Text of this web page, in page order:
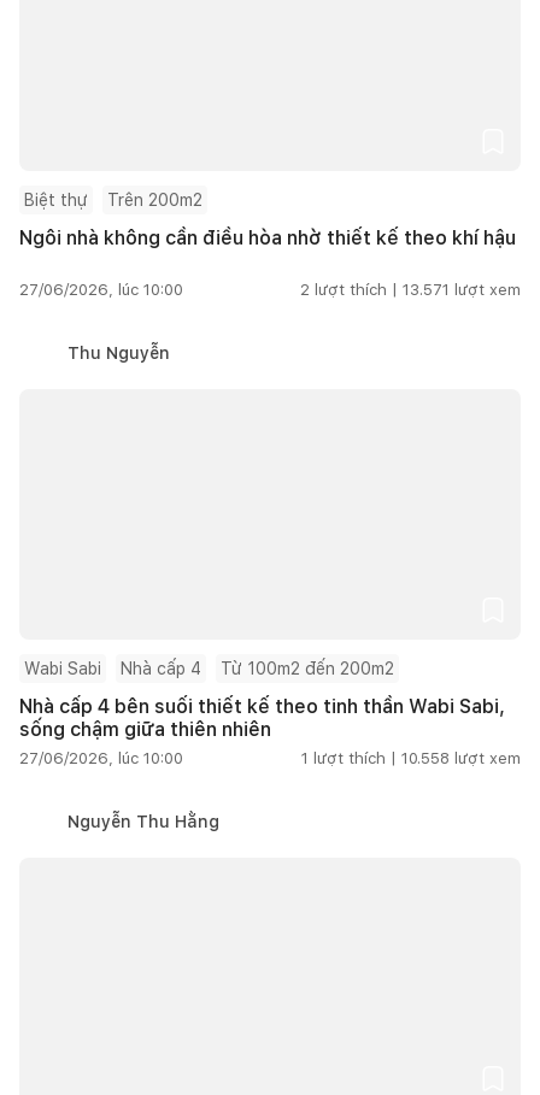
Biệt thự Trên 200m2
Ngôi nhà không cần điều hòa nhờ thiết kế theo khí hậu
27/06/2026, lúc 10:00 2 lượt thích | 13.571 lượt xem
Thu Nguyễn
Wabi Sabi Nhà cấp 4 Từ 100m2 đến 200m2
Nhà cấp 4 bên suối thiết kế theo tinh thần Wabi Sabi,
sống chậm giữa thiên nhiên
27/06/2026, lúc 10:00 1 lượt thích | 10.558 lượt xem
Nguyễn Thu Hằng